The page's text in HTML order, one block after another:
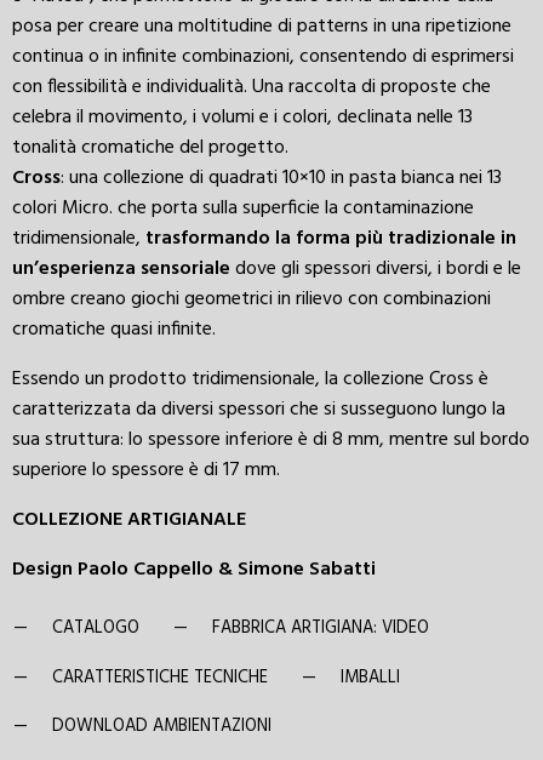
posa per creare una moltitudine di patterns in una ripetizione
continua o in infinite combinazioni, consentendo di esprimersi
con flessibilità e individualità. Una raccolta di proposte che
celebra il movimento, i volumi e i colori, declinata nelle 13
tonalità cromatiche del progetto.
Cross: una collezione di quadrati 10×10 in pasta bianca nei 13
colori Micro. che porta sulla superficie la contaminazione
tridimensionale, trasformando la forma più tradizionale in
un’esperienza sensorialedove gli spessori diversi, i bordi e le
ombre creano giochi geometrici in rilievo con combinazioni
cromatiche quasi infinite.
Essendo un prodotto tridimensionale, la collezione Cross è
caratterizzata da diversi spessori che si susseguono lungo la
sua struttura: lo spessore inferiore è di 8 mm, mentre sul bordo
superiore lo spessore è di 17 mm.
COLLEZIONE ARTIGIANALE
Design Paolo Cappello & Simone Sabatti
CATALOGO
FABBRICA ARTIGIANA: VIDEO
CARATTERISTICHE TECNICHE
IMBALLI
DOWNLOAD AMBIENTAZIONI